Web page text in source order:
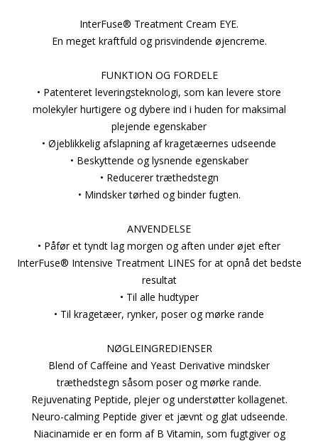
InterFuse® Treatment Cream EYE.
En meget kraftfuld og prisvindende øjencreme.
FUNKTION OG FORDELE
• Patenteret leveringsteknologi, som kan levere store
molekyler hurtigere og dybere ind i huden for maksimal
plejende egenskaber
• Øjeblikkelig afslapning af kragetæernes udseende
• Beskyttende og lysnende egenskaber
• Reducerer træthedstegn
• Mindsker tørhed og binder fugten.
ANVENDELSE
• Påfør et tyndt lag morgen og aften under øjet efter
InterFuse® Intensive Treatment LINES for at opnå det bedste
resultat
• Til alle hudtyper
• Til kragetæer, rynker, poser og mørke rande
NØGLEINGREDIENSER
Blend of Caffeine and Yeast Derivative mindsker
træthedstegn såsom poser og mørke rande.
Rejuvenating Peptide, plejer og understøtter kollagenet.
Neuro-calming Peptide giver et jævnt og glat udseende.
Niacinamide er en form af B Vitamin, som fugtgiver og